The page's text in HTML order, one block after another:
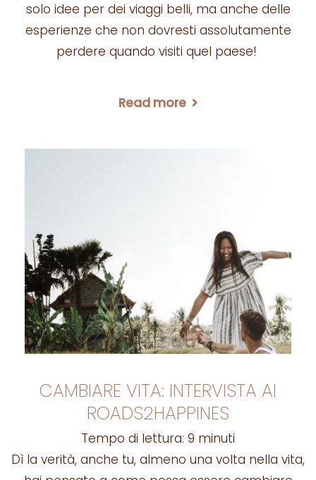
solo idee per dei viaggi belli, ma anche delle
esperienze che non dovresti assolutamente
perdere quando visiti quel paese!
Read more
CAMBIARE VITA: INTERVISTA AI
ROADS2HAPPINES
Tempo di lettura: 9 minuti
Dì la verità, anche tu, almeno una volta nella vita,